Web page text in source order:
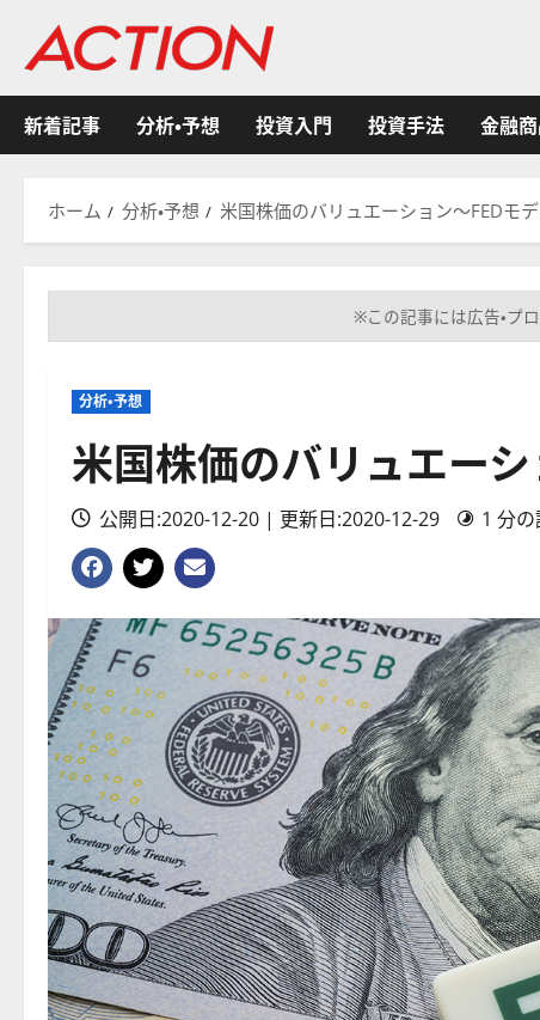
ス
ッ
新着記事 分析・予想 投資入門 投資手法 金融
ホーム 分析・予想 米国株価のバリュエーション～FEDモ
※この記事には広告・プ
分析・予想
米国株価のバリュエー
公開日:2020-12-20 | 更新日:2020-12-29 1 分